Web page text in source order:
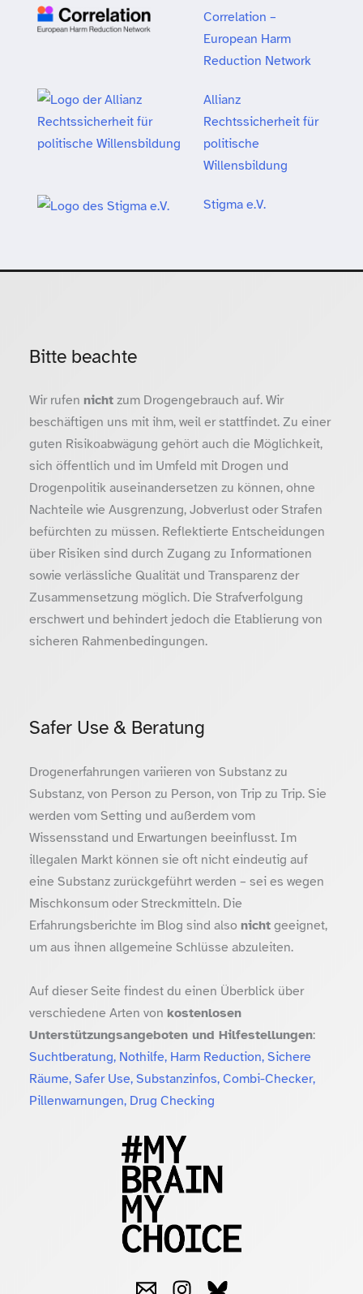
Correlation –
European Harm
Reduction Network
Allianz
Rechtssicherheit für
politische
Willensbildung
Stigma e.V.
Bitte beachte
Wir rufen nichtzum Drogengebrauch auf. Wir
beschäftigen uns mit ihm, weil er stattfindet. Zu einer
guten Risikoabwägung gehört auch die Möglichkeit,
sich öffentlich und im Umfeld mit Drogen und
Drogenpolitik auseinandersetzen zu können, ohne
Nachteile wie Ausgrenzung, Jobverlust oder Strafen
befürchten zu müssen. Reflektierte Entscheidungen
über Risiken sind durch Zugang zu Informationen
sowie verlässliche Qualität und Transparenz der
Zusammensetzung möglich. Die Strafverfolgung
erschwert und behindert jedoch die Etablierung von
sicheren Rahmenbedingungen.
Safer Use & Beratung
Drogenerfahrungen variieren von Substanz zu
Substanz, von Person zu Person, von Trip zu Trip. Sie
werden vom Setting und außerdem vom
Wissensstand und Erwartungen beeinflusst. Im
illegalen Markt können sie oft nicht eindeutig auf
eine Substanz zurückgeführt werden – sei es wegen
Mischkonsum oder Streckmitteln. Die
Erfahrungsberichte im Blog sind also nichtgeeignet,
um aus ihnen allgemeine Schlüsse abzuleiten.
Auf dieser Seite findest du einen Überblick über
verschiedene Arten von kostenlosen
Unterstützungsangeboten und Hilfestellungen:
Suchtberatung, Nothilfe, Harm Reduction, Sichere
Räume, Safer Use, Substanzinfos, Combi-Checker,
Pillenwarnungen, Drug Checking